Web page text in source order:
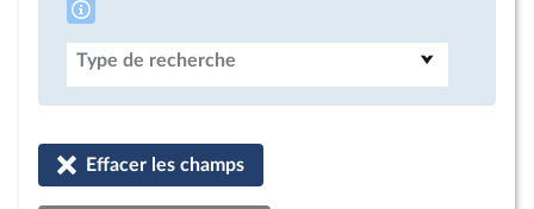
Type de recherche
Effacer les champs